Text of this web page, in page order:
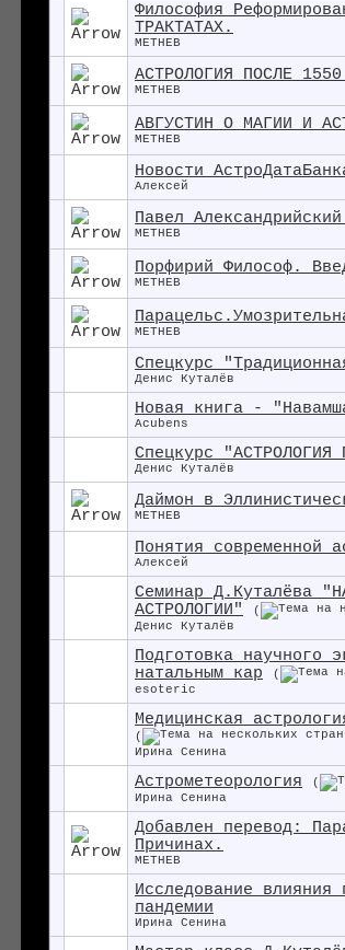
Философия
ТРАКТАТАХ.
METHEB
АСТРОЛОГИЯ ПОСЛЕ
METHEB
АВГУСТИН О МАГИИ И
METHEB
Новости
Алексей
Павел
METHEB
Порфирий Философ.
METHEB
METHEB
Спецкурс
Денис Куталёв
Новая книга -
Acubens
Спецкурс "АСТРОЛОГИЯ
Денис Куталёв
Даймон в
METHEB
Понятия современной
Алексей
Семинар Д.Куталёва
АСТРОЛОГИИ"
(
Денис Куталёв
Подготовка научного
натальным кар
(
esoteric
Медицинская
(
Ирина Сенина
Астрометеорология (
Ирина Сенина
Добавлен перевод:
Причинах.
METHEB
Исследование
пандемии
Ирина Сенина